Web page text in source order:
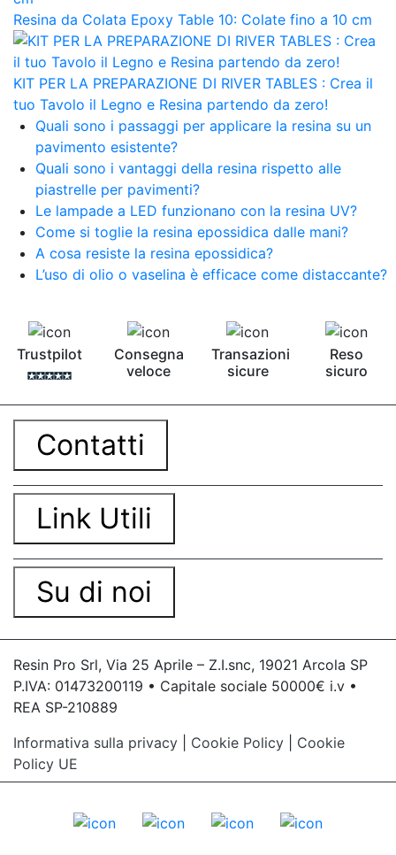
Resina da Colata Epoxy Table 10: Colate fino a 10 cm
KIT PER LA PREPARAZIONE DI RIVER TABLES : Crea il
tuo Tavolo il Legno e Resina partendo da zero!
Quali sono i passaggi per applicare la resina su un
pavimento esistente?
Quali sono i vantaggi della resina rispetto alle
piastrelle per pavimenti?
Le lampade a LED funzionano con la resina UV?
Come si toglie la resina epossidica dalle mani?
A cosa resiste la resina epossidica?
L’uso di olio o vaselina è efficace come distaccante?
Trustpilot
Consegna
veloce
Transazioni
sicure
Reso
sicuro
Contatti
Link Utili
Su di noi
Resin Pro Srl, Via 25 Aprile – Z.I.snc, 19021 Arcola SP
P.IVA: 01473200119 • Capitale sociale 50000€ i.v •
REA SP-210889
Informativa sulla privacy
Cookie Policy
Cookie
Policy UE